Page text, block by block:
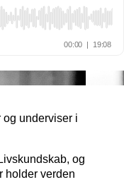
og underviser i
og
holder verden